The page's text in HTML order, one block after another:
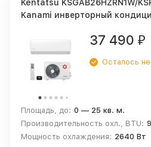
Kentatsu KSGAB26HZRN1W/
Kanami инверторный
37 490 ₽
Осталось
Площадь, до: 0 — 25 кв. м.
Производительность охл., BTU:
Мощность охлаждения: 2640 Вт